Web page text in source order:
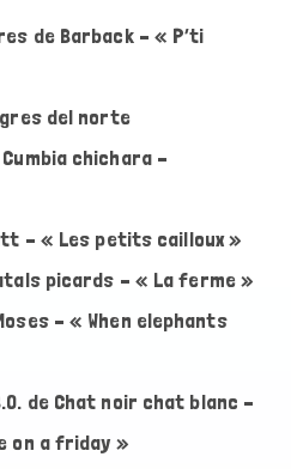
de Barback – « P’ti
del norte
chichara –
– « Les petits cailloux »
picards – « La ferme »
– « When elephants
de Chat noir chat blanc –
on a friday »